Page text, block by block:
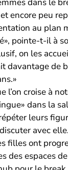
dans le
encore peu
au plan
pointe-t-il à
on les
davantage de
l’on croise à
dans la
leurs
avec
filles ont
des espaces